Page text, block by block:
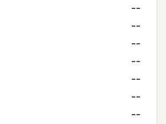
--
--
--
--
--
--
--